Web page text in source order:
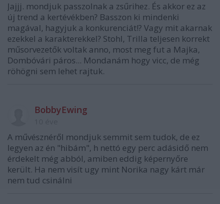
Jajjj. mondjuk passzolnak a zsűrihez. És akkor ez az
új trend a kertévékben? Basszon ki mindenki
magával, hagyjuk a konkurenciát!? Vagy mit akarnak
ezekkel a karakterekkel? Stohl, Trilla teljesen korrekt
műsorvezetők voltak anno, most meg fut a Majka,
Dombóvári páros... Mondanám hogy vicc, de még
röhögni sem lehet rajtuk.
BobbyEwing
A művésznéről mondjuk semmit sem tudok, de ez
legyen az én "hibám", h nettó egy perc adásidő nem
érdekelt még abból, amiben eddig képernyőre
került. Ha nem visít ugy mint Norika nagy kárt már
nem tud csinálni